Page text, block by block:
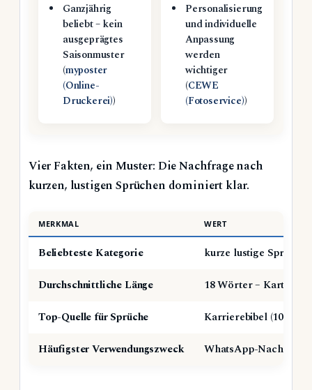
Ganzjährig
beliebt – kein
ausgeprägtes
Saisonmuster
(myposter
(Online-
Druckerei))
Personalisierung
und individuelle
Anpassung
werden
wichtiger
(CEWE
(Fotoservice))
Vier Fakten, ein Muster: Die Nachfrage nach
kurzen, lustigen Sprüchen dominiert klar.
MERKMAL WERT
Beliebteste Kategorie
kurze lustige Sprüche
Durchschnittliche Länge
18 Wörter –
Top-Quelle für Sprüche
Karrierebibel (100
Häufigster Verwendungszweck
WhatsApp-